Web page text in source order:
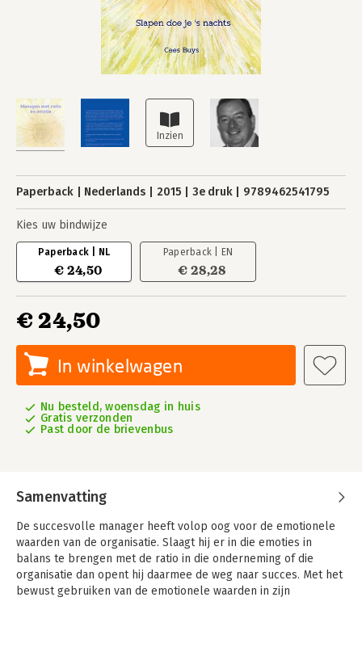
Paperback Nederlands 2015 3e druk 9789462541795
Kies uw bindwijze
Paperback | NL
€ 24,50
Paperback | EN
€ 28,28
€ 24,50
In winkelwagen
Nu besteld, woensdag in huis
Gratis verzonden
Past door de brievenbus
Samenvatting
De succesvolle manager heeft volop oog voor de emotionele
waarden van de organisatie. Slaagt hij er in die emoties in
balans te brengen met de ratio in die onderneming of die
organisatie dan opent hij daarmee de weg naar succes. Met het
bewust gebruiken van de emotionele waarden in zijn